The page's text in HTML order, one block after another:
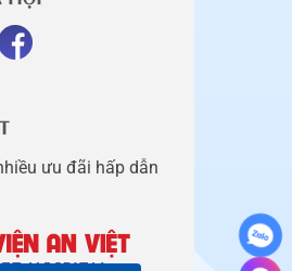
ưu đãi hấp dẫn